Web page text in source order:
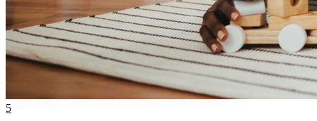
Grêmio
5